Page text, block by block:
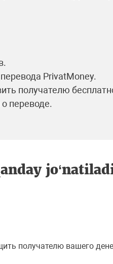
PrivatMoney.
получателю
переводе.
получателю вашего